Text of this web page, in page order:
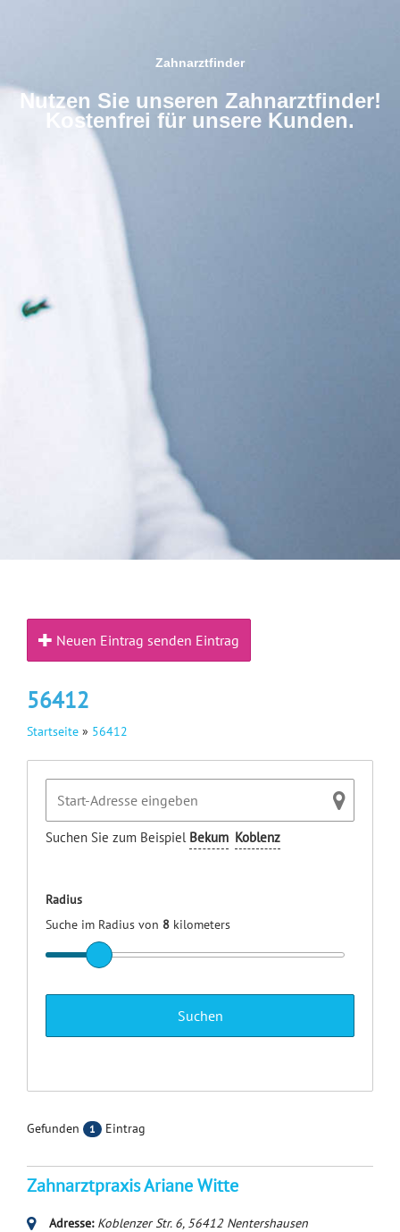
Zahnarztfinder
Nutzen Sie unseren Zahnarztfinder!
Kostenfrei für unsere Kunden.
Neuen Eintrag senden Eintrag
56412
Startseite » 56412
Suchen Sie zum Beispiel Bekum Koblenz
Radius
Suche im Radius von 8 kilometers
Gefunden 1 Eintrag
Zahnarztpraxis Ariane Witte
Adresse: Koblenzer Str. 6, 56412Nentershausen